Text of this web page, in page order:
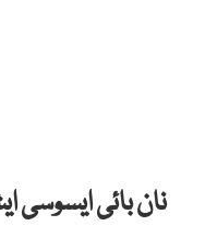
نان بائی